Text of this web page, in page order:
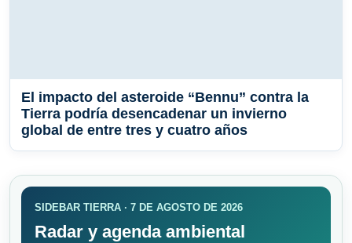
El impacto del asteroide “Bennu” contra la
Tierra podría desencadenar un invierno
global de entre tres y cuatro años
SIDEBAR TIERRA · 7 DE AGOSTO DE 2026
Radar y agenda ambiental